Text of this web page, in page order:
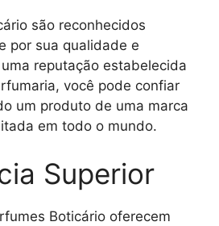
são reconhecidos
por sua qualidade e
reputação estabelecida
você pode confiar
um produto de uma marca
em todo o mundo.
Superior
Boticário oferecem